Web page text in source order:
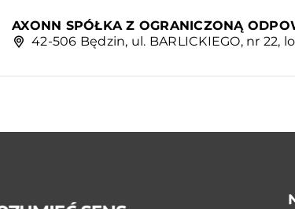
AXONN SPÓŁKA Z OGRANICZONĄ
42-506 Będzin, ul. BARLICKIEGO, nr 22,